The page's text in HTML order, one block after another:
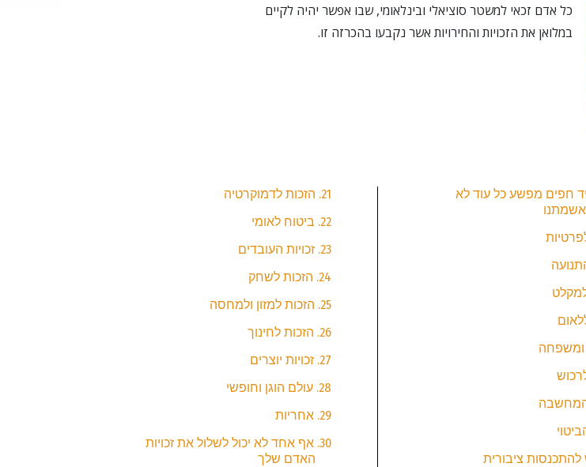
כל אדם זכאי למשטר סוציאלי ובינלאומי, שבו אפשר יהיה לקיים
במלואן את הזכויות והחירויות אשר נקבעו בהכרזה זו.
חפים מפשע כל עוד לא
21. הזכות לדמוקרטיה
22. ביטוח לאומי
23. זכויות העובדים
24. הזכות לשחק
25. הזכות למזון ולמחסה
26. הזכות לחינוך
27. זכויות יוצרים
28. עולם הוגן וחופשי
29. אחריות
30. אף אחד לא יכול לשלול את זכויות
האדם שלך